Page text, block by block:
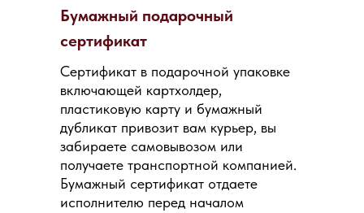
Бумажный подарочный
сертификат
Сертификат в подарочной упаковке
включающей картхолдер,
пластиковую карту и бумажный
дубликат привозит вам курьер, вы
забираете самовывозом или
получаете транспортной компанией.
Бумажный сертификат отдаете
исполнителю перед началом